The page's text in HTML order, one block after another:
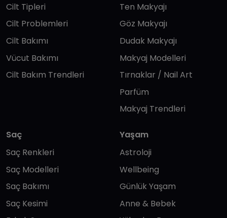
Cilt Tipleri
Cilt Problemleri
Cilt Bakımı
Vücut Bakımı
Cilt Bakım Trendleri
Ten Makyajı
Göz Makyajı
Dudak Makyajı
Makyaj Modelleri
Tırnaklar / Nail Art
Parfüm
Makyaj Trendleri
Saç
Saç Renkleri
Saç Modelleri
Saç Bakımı
Saç Kesimi
Yaşam
Astroloji
Wellbeing
Günlük Yaşam
Anne & Bebek